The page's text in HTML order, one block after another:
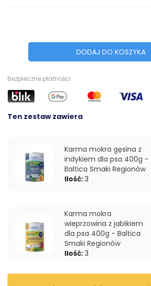
DODAJ DO KOSZYKA
Bezpieczne płatności
Ten zestaw zawiera
Karma mokra gęsina z
indykiem dla psa 400g -
Baltica Smaki Regionów
Ilość:3
Karma mokra
wieprzowina z jabłkiem
dla psa 400g - Baltica
Smaki Regionów
Ilość:3